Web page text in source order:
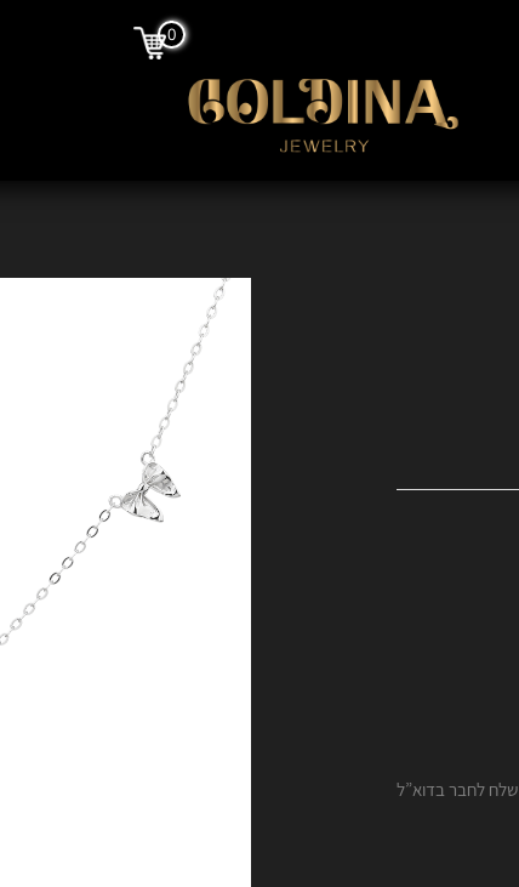
0
שלח לחבר בדוא”ל